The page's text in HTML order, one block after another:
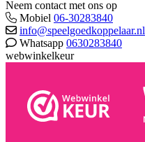
Neem contact met ons op
Mobiel 06-30283840
info@speelgoedkoppelaar.nl
Whatsapp 0630283840
webwinkelkeur